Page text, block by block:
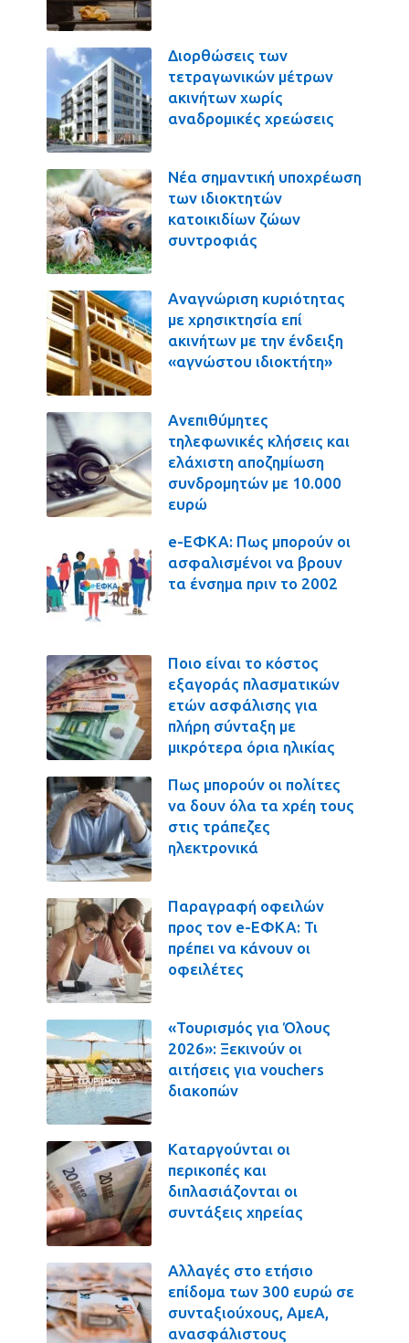
Διορθώσεις των
τετραγωνικών μέτρων
ακινήτων χωρίς
αναδρομικές χρεώσεις
Νέα σημαντική υποχρέωση
των ιδιοκτητών
κατοικιδίων ζώων
συντροφιάς
Αναγνώριση κυριότητας
με χρησικτησία επί
ακινήτων με την ένδειξη
«αγνώστου ιδιοκτήτη»
Ανεπιθύμητες
τηλεφωνικές κλήσεις και
ελάχιστη αποζημίωση
συνδρομητών με 10.000
ευρώ
e-ΕΦΚΑ: Πως μπορούν οι
ασφαλισμένοι να βρουν
τα ένσημα πριν το 2002
Ποιο είναι το κόστος
εξαγοράς πλασματικών
ετών ασφάλισης για
πλήρη σύνταξη με
μικρότερα όρια ηλικίας
Πως μπορούν οι πολίτες
να δουν όλα τα χρέη τους
στις τράπεζες
ηλεκτρονικά
Παραγραφή οφειλών
προς τον e-ΕΦΚΑ: Τι
πρέπει να κάνουν οι
οφειλέτες
«Τουρισμός για Όλους
2026»: Ξεκινούν οι
αιτήσεις για vouchers
διακοπών
Καταργούνται οι
περικοπές και
διπλασιάζονται οι
συντάξεις χηρείας
Αλλαγές στο ετήσιο
επίδομα των 300 ευρώ σε
συνταξιούχους, ΑμεΑ,
ανασφάλιστους